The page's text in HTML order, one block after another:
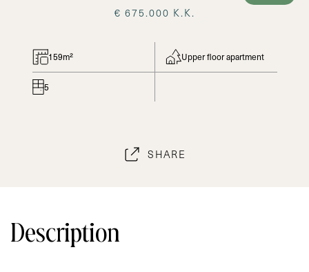
€ 675.000 K.K.
159m² Upper floor apartment
5
SHARE
Description